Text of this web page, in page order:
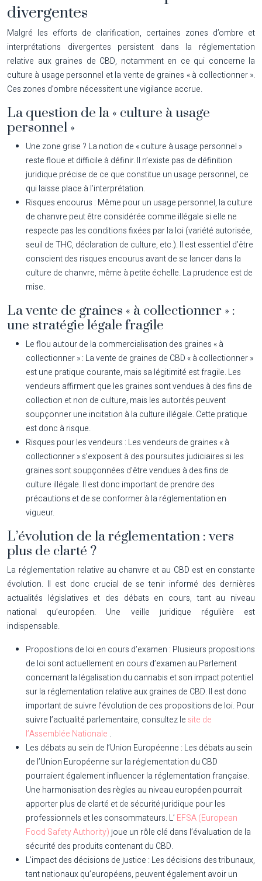
divergentes
Malgré les efforts de clarification, certaines zones d’ombre et
interprétations divergentes persistent dans la réglementation
relative aux graines de CBD, notamment en ce qui concerne la
culture à usage personnel et la vente de graines « à collectionner ».
Ces zones d’ombre nécessitent une vigilance accrue.
La question de la « culture à usage
personnel »
Une zone grise ? La notion de « culture à usage personnel »
reste floue et difficile à définir. Il n’existe pas de définition
juridique précise de ce que constitue un usage personnel, ce
qui laisse place à l’interprétation.
Risques encourus : Même pour un usage personnel, la culture
de chanvre peut être considérée comme illégale si elle ne
respecte pas les conditions fixées par la loi (variété autorisée,
seuil de THC, déclaration de culture, etc.). Il est essentiel d’être
conscient des risques encourus avant de se lancer dans la
culture de chanvre, même à petite échelle. La prudence est de
mise.
La vente de graines « à collectionner » :
une stratégie légale fragile
Le flou autour de la commercialisation des graines « à
collectionner » : La vente de graines de CBD « à collectionner »
est une pratique courante, mais sa légitimité est fragile. Les
vendeurs affirment que les graines sont vendues à des fins de
collection et non de culture, mais les autorités peuvent
soupçonner une incitation à la culture illégale. Cette pratique
est donc à risque.
Risques pour les vendeurs : Les vendeurs de graines « à
collectionner » s’exposent à des poursuites judiciaires si les
graines sont soupçonnées d’être vendues à des fins de
culture illégale. Il est donc important de prendre des
précautions et de se conformer à la réglementation en
vigueur.
L’évolution de la réglementation : vers
plus de clarté ?
La réglementation relative au chanvre et au CBD est en constante
évolution. Il est donc crucial de se tenir informé des dernières
actualités législatives et des débats en cours, tant au niveau
national qu’européen. Une veille juridique régulière est
indispensable.
Propositions de loi en cours d’examen : Plusieurs propositions
de loi sont actuellement en cours d’examen au Parlement
concernant la légalisation du cannabis et son impact potentiel
sur la réglementation relative aux graines de CBD. Il est donc
important de suivre l’évolution de ces propositions de loi. Pour
suivre l’actualité parlementaire, consultez le site de
l’Assemblée Nationale .
Les débats au sein de l’Union Européenne : Les débats au sein
de l’Union Européenne sur la réglementation du CBD
pourraient également influencer la réglementation française.
Une harmonisation des règles au niveau européen pourrait
apporter plus de clarté et de sécurité juridique pour les
professionnels et les consommateurs. L’ EFSA (European
Food Safety Authority) joue un rôle clé dans l’évaluation de la
sécurité des produits contenant du CBD.
L’impact des décisions de justice : Les décisions des tribunaux,
tant nationaux qu’européens, peuvent également avoir un